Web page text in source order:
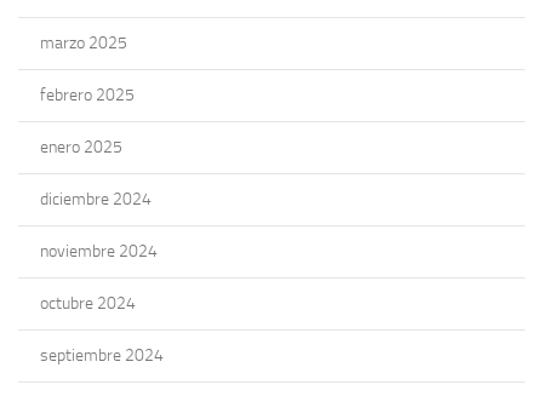
marzo 2025
febrero 2025
enero 2025
diciembre 2024
noviembre 2024
octubre 2024
septiembre 2024